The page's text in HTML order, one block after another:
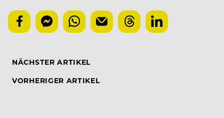
NÄCHSTER ARTIKEL
VORHERIGER ARTIKEL